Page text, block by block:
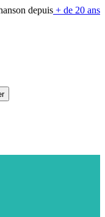
depuis + de 20 ans